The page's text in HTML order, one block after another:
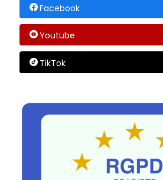
Facebook
Youtube
TikTok